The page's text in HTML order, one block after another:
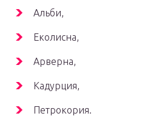
Альби,
Еколисна,
Арверна,
Кадурция,
Петрокория.